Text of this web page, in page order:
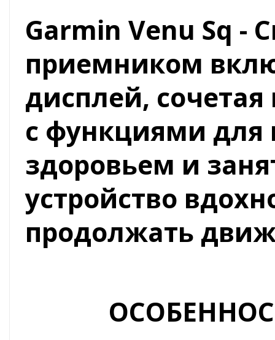
Garmin Venu Sq -
приемником
дисплей,
с функциями для
здоровьем и
устройство
продолжать